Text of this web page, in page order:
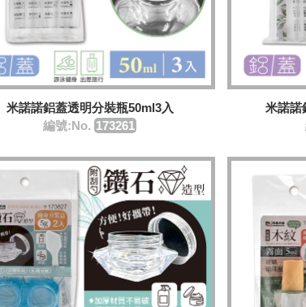
米諾諾鋁蓋透明分裝瓶50ml3入
編號:No. 173261
米諾諾